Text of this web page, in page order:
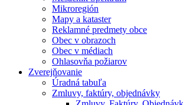
Mikroregión
Mapy a kataster
Reklamné predmety obce
Obec v obrazoch
Obec v médiach
Ohlasovňa požiarov
Zverejňovanie
Úradná tabuľa
Zmluvy, faktúry, objednávky